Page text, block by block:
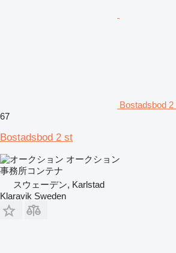
Bostadsbod
67
Bostadsbod 2 st
オークション
事務所コンテナ
スウェーデン, Karlstad
Klaravik Sweden